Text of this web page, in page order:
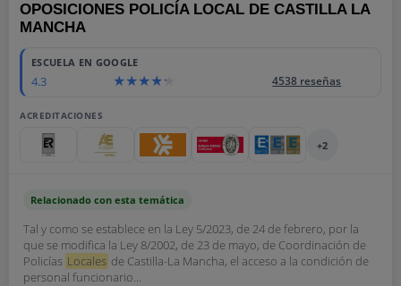
OPOSICIONES POLICÍA LOCAL DE CASTILLA LA
MANCHA
ESCUELA EN GOOGLE
4.3 4538 reseñas
ACREDITACIONES
+2
Relacionado con esta temática
Tal y como se establece en la Ley 5/2023, de 24 de febrero, por la
que se modifica la Ley 8/2002, de 23 de mayo, de Coordinación de
Policías Locales de Castilla-La Mancha, el acceso a la condición de
personal funcionario...